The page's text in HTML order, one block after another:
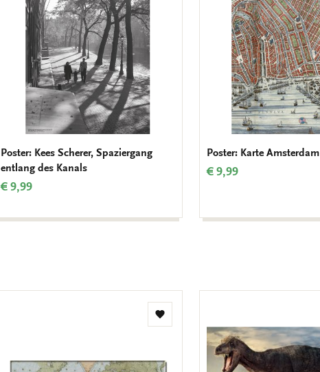
Poster: Kees Scherer, Spaziergang
entlang des Kanals
€ 9,99
Poster: Karte Amsterdam
€ 9,99
Zur
Wunschliste
hinzufügen